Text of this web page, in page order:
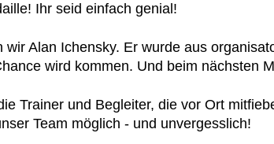
Ihr seid einfach genial!
wir Alan Ichensky. Er wurde aus
wird kommen. Und beim nächsten
Trainer und Begleiter, die vor Ort
Team möglich - und unvergesslich!